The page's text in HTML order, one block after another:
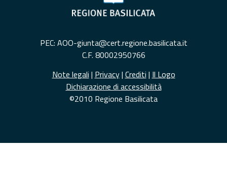
PEC: AOO-giunta@cert.regione.basilicata.it
C.F. 80002950766
Note legali | Privacy| Crediti | Il Logo
Dichiarazione di accessibilità
©2010 Regione Basilicata